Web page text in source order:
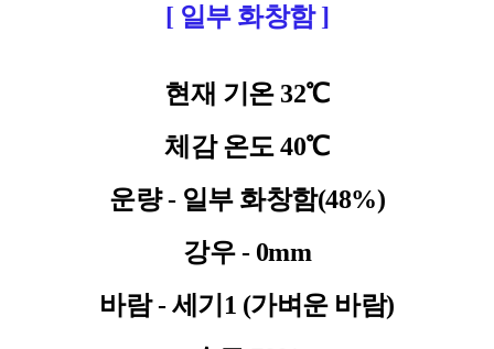
[ 일부 화창함 ]
현재 기온 32℃
체감 온도 40℃
운량 - 일부 화창함(48%)
강우 - 0mm
바람 - 세기1 (가벼운 바람)